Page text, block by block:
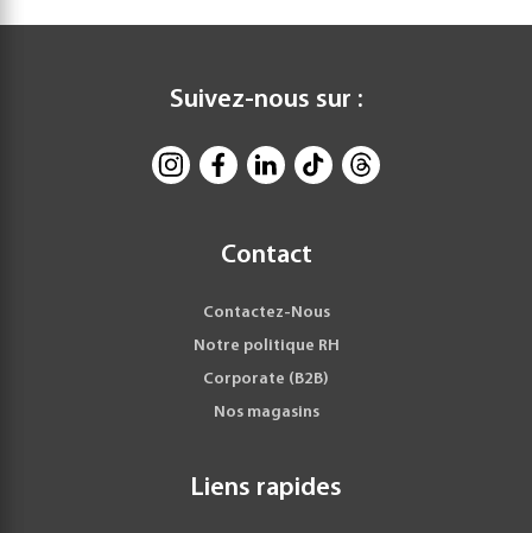
Suivez-nous sur :
Contact
Contactez-Nous
Notre politique RH
Corporate (B2B)
Nos magasins
Liens rapides